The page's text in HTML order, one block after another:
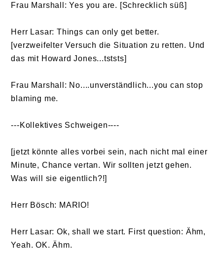
Frau Marshall: Yes you are. [Schrecklich süß]
Herr Lasar: Things can only get better.
[verzweifelter Versuch die Situation zu retten. Und
das mit Howard Jones...tststs]
Frau Marshall: No....unverständlich...you can stop
blaming me.
---Kollektives Schweigen----
[jetzt könnte alles vorbei sein, nach nicht mal einer
Minute, Chance vertan. Wir sollten jetzt gehen.
Was will sie eigentlich?!]
Herr Bösch: MARIO!
Herr Lasar: Ok, shall we start. First question: Ähm,
Yeah. OK. Ähm.